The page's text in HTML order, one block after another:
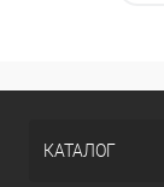
КАТАЛОГ